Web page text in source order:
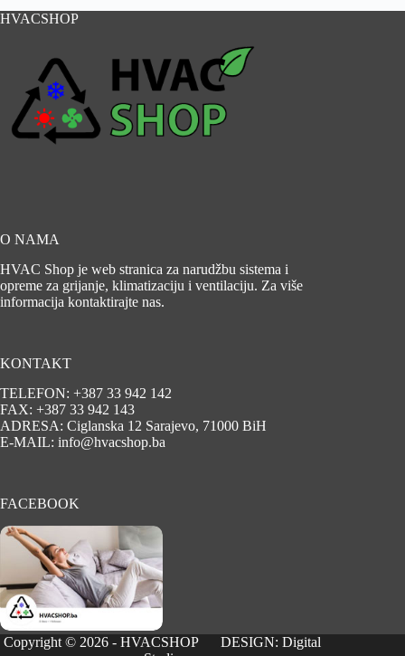
HVACSHOP
O NAMA
HVAC Shop je web stranica za narudžbu sistema i
opreme za grijanje, klimatizaciju i ventilaciju. Za više
informacija kontaktirajte nas.
KONTAKT
TELEFON: +387 33 942 142
FAX: +387 33 942 143
ADRESA: Ciglanska 12 Sarajevo, 71000 BiH
E-MAIL: info@hvacshop.ba
FACEBOOK
Copyright © 2026 - HVACSHOP DESIGN: Digital